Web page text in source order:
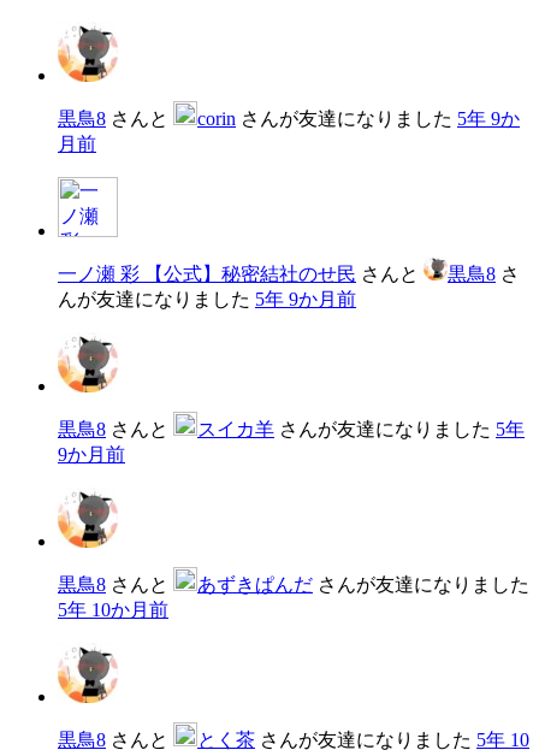
黒鳥8 さんと corin さんが友達になりました 5年 9か
月前
一ノ瀬 彩 【公式】秘密結社のせ民 さんと 黒鳥8 さ
んが友達になりました 5年 9か月前
黒鳥8 さんと スイカ羊 さんが友達になりました 5年
9か月前
黒鳥8 さんと あずきぱんだ さんが友達になりました
5年 10か月前
黒鳥8 さんと とく茶 さんが友達になりました 5年 10